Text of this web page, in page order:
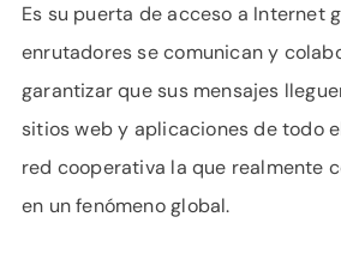
Es su puerta de acceso a Internet
enrutadores se comunican y
garantizar que sus mensajes
sitios web y aplicaciones de todo
red cooperativa la que realmente
en un fenómeno global.